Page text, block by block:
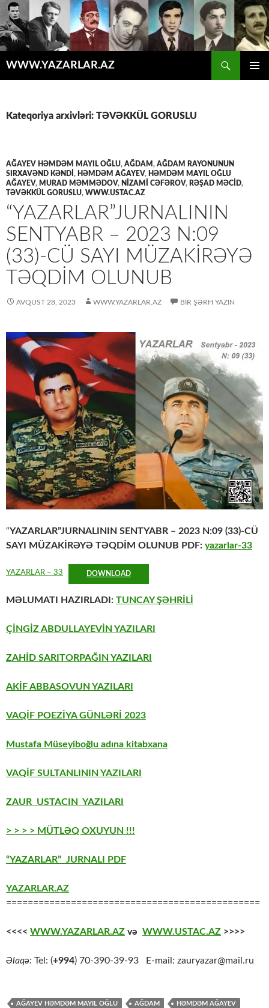
WWW.YAZARLAR.AZ
Kateqoriya arxivləri: TƏVƏKKÜL GORUSLU
AĞAYEV HƏMDƏM MAYIL OĞLU, AĞDAM , AĞDAM RAYONUNUN
SIRXAVƏND KƏNDI , HƏMDƏM AĞAYEV, HƏMDƏM MAYIL OĞLU
AĞAYEV, MURAD MƏMMƏDOV, NIZAMI CƏFƏROV, RƏŞAD MƏCİD,
TƏVƏKKÜL GORUSLU, WWW.USTAC.AZ
“YAZARLAR”JURNALININ
SENTYABR – 2023 N:09
(33)-CÜ SAYI MÜZAKİRƏYƏ
TƏQDİM OLUNUB
AVQUST 28, 2023 WWW.YAZARLAR.AZ BIR ŞƏRH YAZIN
“YAZARLAR”JURNALININ SENTYABR – 2023 N:09 (33)-CÜ
SAYI MÜZAKİRƏYƏ TƏQDİM OLUNUB PDF: yazarlar-33
YAZARLAR – 33 DOWNLOAD
MƏLUMATI HAZIRLADI: TUNCAY ŞƏHRİLİ
ÇİNGİZ ABDULLAYEVİN YAZILARI
ZAHİD SARITORPAĞIN YAZILARI
AKİF ABBASOVUN YAZILARI
VAQİF POEZİYA GÜNLƏRİ 2023
Mustafa Müseyiboğlu adına kitabxana
VAQİF SULTANLININ YAZILARI
ZAUR USTACIN YAZILARI
> > > > MÜTLƏQ OXUYUN !!!
“YAZARLAR” JURNALI PDF
YAZARLAR.AZ
===============================================
<<<< WWW.YAZARLAR.AZ və WWW.USTAC.AZ >>>>
Əlaqə: Tel: (+994) 70-390-39-93 E-mail: zauryazar@mail.ru
AĞAYEV HƏMDƏM MAYIL OĞLU AĞDAM HƏMDƏM AĞAYEV